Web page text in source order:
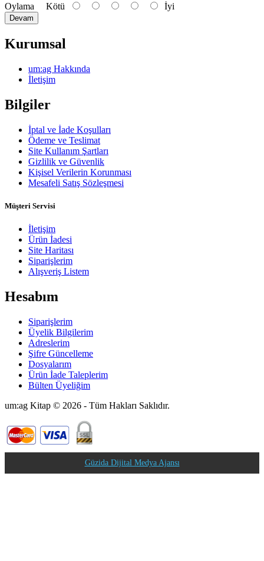
Oylama Kötü İyi
Devam
Kurumsal
um:ag Hakkında
İletişim
Bilgiler
İptal ve İade Koşulları
Ödeme ve Teslimat
Site Kullanım Şartları
Gizlilik ve Güvenlik
Kişisel Verilerin Korunması
Mesafeli Satış Sözleşmesi
Müşteri Servisi
İletişim
Ürün İadesi
Site Haritası
Siparişlerim
Alışveriş Listem
Hesabım
Siparişlerim
Üyelik Bilgilerim
Adreslerim
Şifre Güncelleme
Dosyalarım
Ürün İade Taleplerim
Bülten Üyeliğim
um:ag Kitap © 2026 - Tüm Hakları Saklıdır.
Güzida Dijital Medya Ajansı